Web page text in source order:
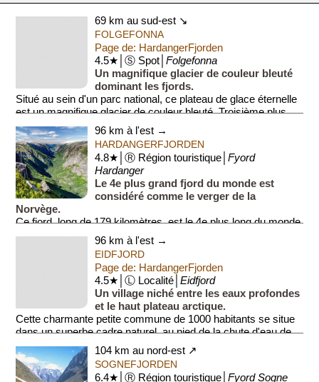
69 km au sud-est ↘
FOLGEFONNA
Page de: HardangerFjorden
4.5★│Ⓢ Spot│Folgefonna
Un magnifique glacier de couleur bleuté
dominant les fjords.
Situé au sein d'un parc national, ce plateau de glace éternelle
est un magnifique glacier de couleur bleuté. Troisième plus
grand glacie...
96 km à l'est →
HARDANGERFJORDEN
4.8★│Ⓡ Région touristique│Fyord
Hardanger
Le 4e plus grand fjord du monde est
considéré comme le verger de la
Norvège.
Ce fjord, long de 179 kilomètres, est le 4e plus long du monde
et le 2e de Norvège. Hardangerfjord est réputé pour ses...
96 km à l'est →
EIDFJORD
Page de: HardangerFjorden
4.5★│Ⓛ Localité│Eidfjord
Un village niché entre les eaux profondes
et le haut plateau arctique.
Cette charmante petite commune de 1000 habitants se situe
dans un superbe cadre naturel, au pied de la chute d'eau de
Vøringsf...
104 km au nord-est ↗
SOGNEFJORDEN
6.4★│Ⓡ Région touristique│Fyord Sogne